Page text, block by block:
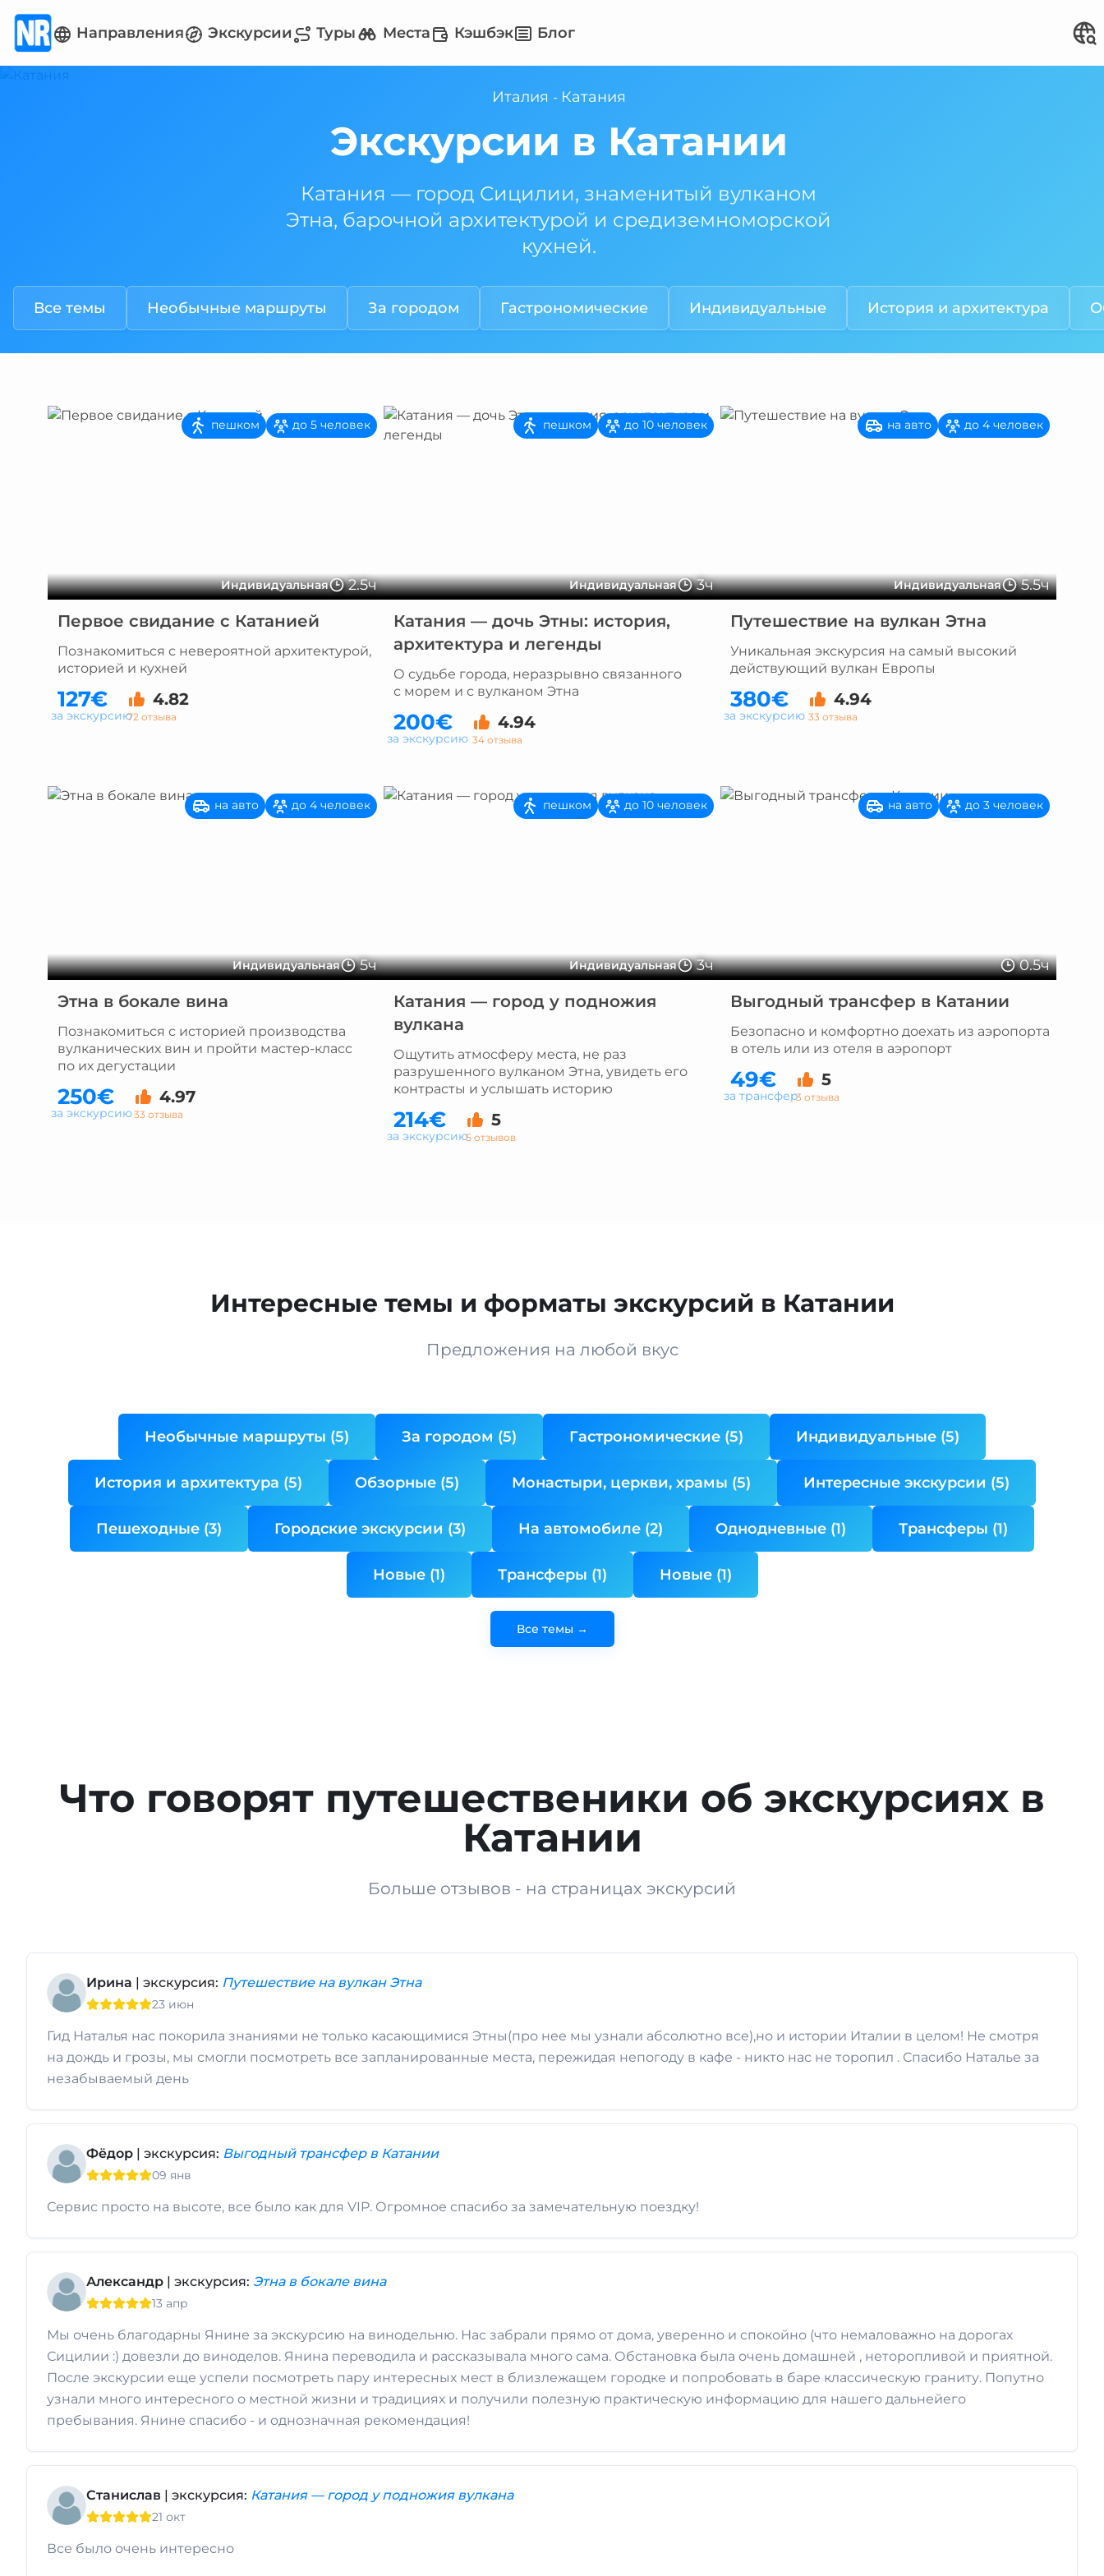
Направления Экскурсии Туры Места Кэшбэк Блог
Италия - Катания
Экскурсии в Катании
Катания — город Сицилии, знаменитый вулканом
Этна, барочной архитектурой и средиземноморской
кухней.
Все темы Необычные маршруты За городом Гастрономические Индивидуальные История и архитектура
Индивидуальная 2.5ч
пешком до 5 человек
Первое свидание с Катанией
Познакомиться с невероятной архитектурой,
историей и кухней
127€ 4.82
72 отзыва
за экскурсию
Индивидуальная 3ч
пешком до 10 человек
Катания — дочь Этны: история,
архитектура и легенды
О судьбе города, неразрывно связанного
с морем и с вулканом Этна
200€ 4.94
34 отзыва
за экскурсию
Индивидуальная 5.5ч
на авто до 4 человек
Путешествие на вулкан Этна
Уникальная экскурсия на самый высокий
действующий вулкан Европы
380€ 4.94
33 отзыва
за экскурсию
Индивидуальная 5ч
на авто до 4 человек
Этна в бокале вина
Познакомиться с историей производства
вулканических вин и пройти мастер-класс
по их дегустации
250€ 4.97
33 отзыва
за экскурсию
Индивидуальная 3ч
пешком до 10 человек
Катания — город у подножия
вулкана
Ощутить атмосферу места, не раз
разрушенного вулканом Этна, увидеть его
контрасты и услышать историю
214€ 5
5 отзывов
за экскурсию
0.5ч
на авто до 3 человек
Выгодный трансфер в Катании
Безопасно и комфортно доехать из аэропорта
в отель или из отеля в аэропорт
49€ 5
3 отзыва
за трансфер
Интересные темы и форматы экскурсий в Катании
Предложения на любой вкус
Необычные маршруты (5) За городом (5) Гастрономические (5) Индивидуальные (5)
История и архитектура (5) Обзорные (5) Монастыри, церкви, храмы (5) Интересные экскурсии (5)
Пешеходные (3) Городские экскурсии (3) На автомобиле (2) Однодневные (1) Трансферы (1)
Новые (1) Трансферы (1) Новые (1)
Все темы →
Что говорят путешественики об экскурсиях в
Катании
Больше отзывов - на страницах экскурсий
Ирина | экскурсия: Путешествие на вулкан Этна
23 июн
Гид Наталья нас покорила знаниями не только касающимися Этны(про нее мы узнали абсолютно все),но и истории Италии в целом! Не смотря
на дождь и грозы, мы смогли посмотреть все запланированные места, пережидая непогоду в кафе - никто нас не торопил . Спасибо Наталье за
незабываемый день
Фёдор | экскурсия: Выгодный трансфер в Катании
09 янв
Сервис просто на высоте, все было как для VIP. Огромное спасибо за замечательную поездку!
Александр | экскурсия: Этна в бокале вина
13 апр
Мы очень благодарны Янине за экскурсию на винодельню. Нас забрали прямо от дома, уверенно и спокойно (что немаловажно на дорогах
Сицилии :) довезли до виноделов. Янина переводила и рассказывала много сама. Обстановка была очень домашней , неторопливой и приятной.
После экскурсии еще успели посмотреть пару интересных мест в близлежащем городке и попробовать в баре классическую граниту. Попутно
узнали много интересного о местной жизни и традициях и получили полезную практическую информацию для нашего дальнейего
пребывания. Янине спасибо - и однозначная рекомендация!
Станислав | экскурсия: Катания — город у подножия вулкана
21 окт
Все было очень интересно